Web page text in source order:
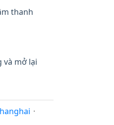
thanh
và mở lại
·